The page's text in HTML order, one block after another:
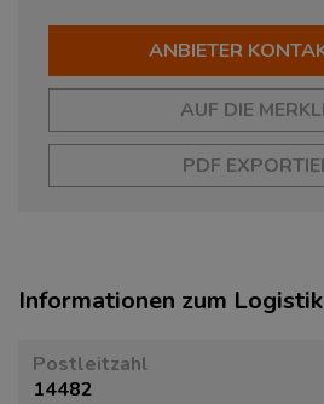
ANBIETER
AUF DIE
PDF
Informationen zum
Postleitzahl
14482